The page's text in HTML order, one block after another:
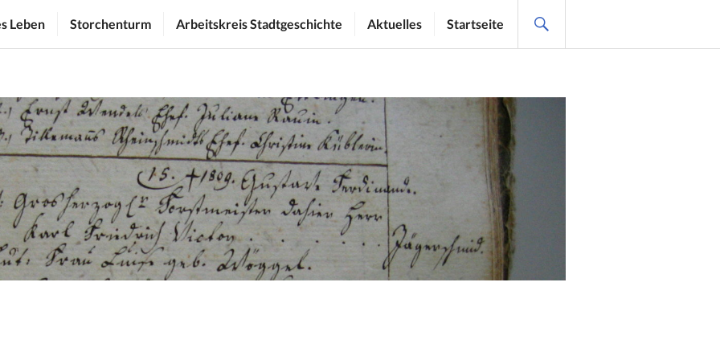
Leben Storchenturm Arbeitskreis Stadtgeschichte Aktuelles Startseite